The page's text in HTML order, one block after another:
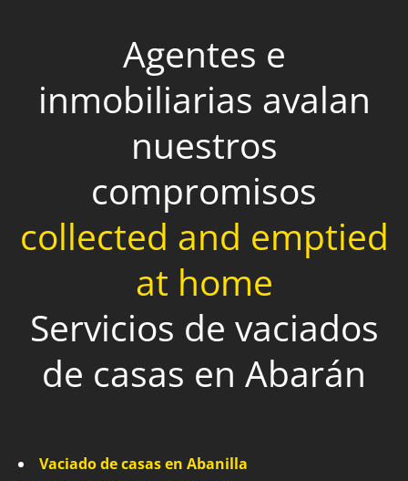
Agentes e
inmobiliarias avalan
nuestros
compromisos
collected and emptied
at home
Servicios de vaciados
de casas en Abarán
Vaciado de casas en Abanilla